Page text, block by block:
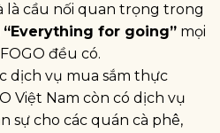
là cầu nối quan trọng trong
“Everything for going” mọi
đều có.
dịch vụ mua sắm thực
Việt Nam còn có dịch vụ
sự cho các quán cà phê,